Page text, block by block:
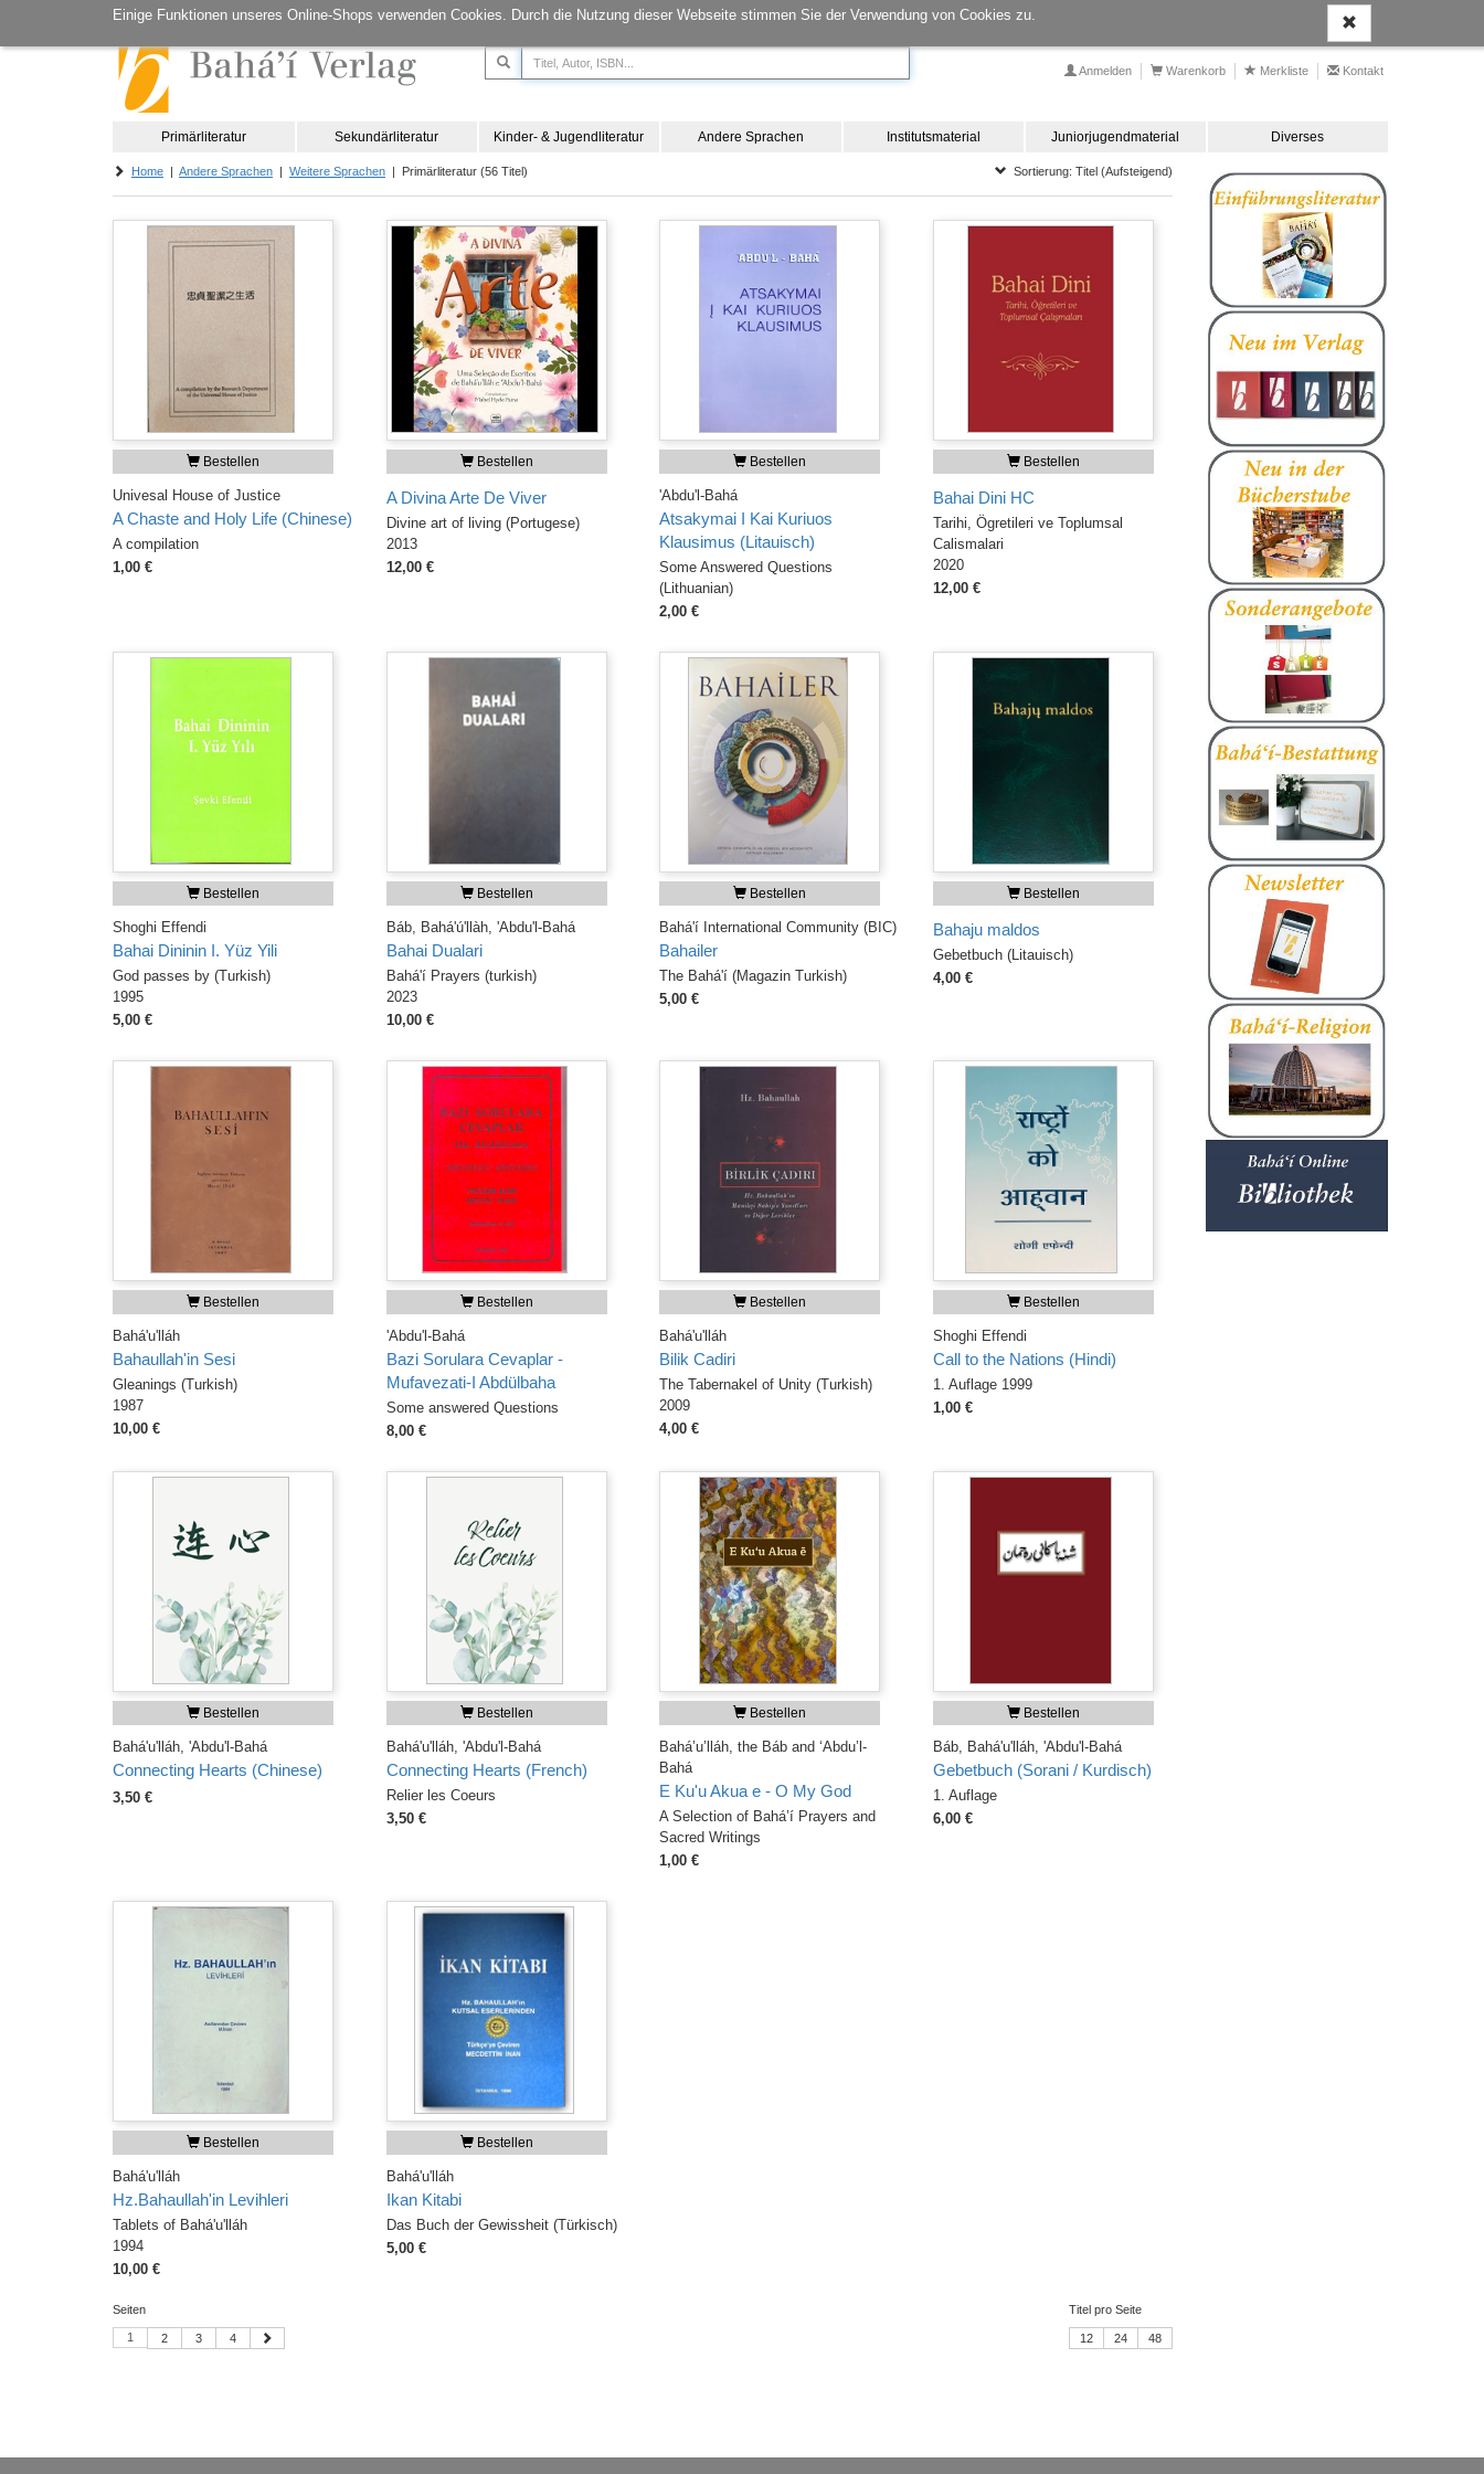
Einige Funktionen unseres Online-Shops verwenden Cookies. Durch die Nutzung dieser Webseite stimmen Sie der Verwendung von Cookies zu.
Anmelden Warenkorb Merkliste Kontakt
Primärliteratur Sekundärliteratur Kinder- & Jugendliteratur Andere Sprachen Institutsmaterial Juniorjugendmaterial Diverses
Home | Andere Sprachen | Weitere Sprachen | Primärliteratur (56 Titel) Sortierung: Titel (Aufsteigend)
Bestellen
Univesal House of Justice
A Chaste and Holy Life (Chinese)
A compilation
1,00 €
Bestellen
A Divina Arte De Viver
Divine art of living (Portugese)
2013
12,00 €
Bestellen
'Abdu'l-Bahá
Atsakymai I Kai Kuriuos
Klausimus (Litauisch)
Some Answered Questions
(Lithuanian)
2,00 €
Bestellen
Bahai Dini HC
Tarihi, Ögretileri ve Toplumsal
Calismalari
2020
12,00 €
Bestellen
Shoghi Effendi
Bahai Dininin I. Yüz Yili
God passes by (Turkish)
1995
5,00 €
Bestellen
Báb, Bahá'ú'llàh, 'Abdu'l-Bahá
Bahai Dualari
Bahá'í Prayers (turkish)
2023
10,00 €
Bestellen
Bahá'í International Community (BIC)
Bahailer
The Bahá'í (Magazin Turkish)
5,00 €
Bestellen
Bahaju maldos
Gebetbuch (Litauisch)
4,00 €
Bestellen
Bahá'u'lláh
Bahaullah'in Sesi
Gleanings (Turkish)
1987
10,00 €
Bestellen
'Abdu'l-Bahá
Bazi Sorulara Cevaplar -
Mufavezati-I Abdülbaha
Some answered Questions
8,00 €
Bestellen
Bahá'u'lláh
Bilik Cadiri
The Tabernakel of Unity (Turkish)
2009
4,00 €
Bestellen
Shoghi Effendi
Call to the Nations (Hindi)
1. Auflage 1999
1,00 €
Bestellen
Bahá'u'lláh, 'Abdu'l-Bahá
Connecting Hearts (Chinese)
3,50 €
Bestellen
Bahá'u'lláh, 'Abdu'l-Bahá
Connecting Hearts (French)
Relier les Coeurs
3,50 €
Bestellen
Bahá’u’lláh, the Báb and ‘Abdu’l-
Bahá
E Ku'u Akua e - O My God
A Selection of Bahá’í Prayers and
Sacred Writings
1,00 €
Bestellen
Báb, Bahá'u'lláh, 'Abdu'l-Bahá
Gebetbuch (Sorani / Kurdisch)
1. Auflage
6,00 €
Bestellen
Bahá'u'lláh
Hz.Bahaullah'in Levihleri
Tablets of Bahá'u'lláh
1994
10,00 €
Bestellen
Bahá'u'lláh
Ikan Kitabi
Das Buch der Gewissheit (Türkisch)
5,00 €
Seiten
1 2 3 4
Titel pro Seite
12 24 48